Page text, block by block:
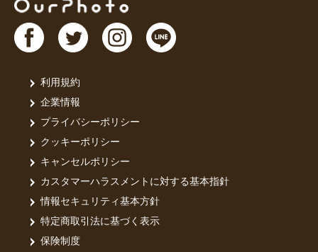
利用規約
企業情報
プライバシーポリシー
クッキーポリシー
キャンセルポリシー
カスタマーハラスメントに対する基本指針
情報セキュリティ基本方針
特定商取引法に基づく表示
保険制度